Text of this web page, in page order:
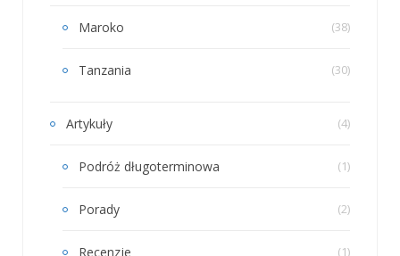
Maroko (38)
Tanzania (30)
Artykuły (4)
Podróż długoterminowa (1)
Porady (2)
Recenzje (1)